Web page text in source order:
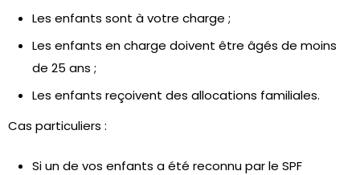
Les enfants sont à votre charge ;
Les enfants en charge doivent être âgés de moins
de 25 ans ;
Les enfants reçoivent des allocations familiales.
Cas particuliers :
Si un de vos enfants a été reconnu par le SPF